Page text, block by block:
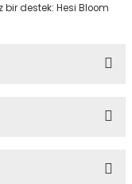
destek: Hesi Bloom